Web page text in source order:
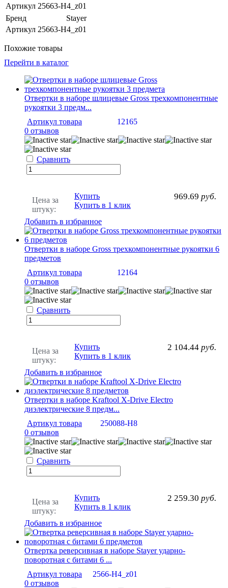
Артикул 25663-H4_z01
Бренд
Stayer
Артикул 25663-H4_z01
Похожие товары
Перейти в каталог
Отвертки в наборе шлицевые Gross трехкомпонентные
рукоятки 3 предм...
Артикул товара
12165
0 отзывов
Сравнить
Цена за
штуку:
969.69 руб.
Купить
Купить в 1 клик
Добавить в избранное
Отвертки в наборе Gross трехкомпонентные рукоятки 6
предметов
Артикул товара
12164
0 отзывов
Сравнить
Цена за
штуку:
2 104.44 руб.
Купить
Купить в 1 клик
Добавить в избранное
Отвертки в наборе Kraftool Х-Drive Electro
диэлектрические 8 предм...
Артикул товара
250088-H8
0 отзывов
Сравнить
Цена за
штуку:
2 259.30 руб.
Купить
Купить в 1 клик
Добавить в избранное
Отвертка реверсивная в наборе Stayer ударно-
поворотная с битами 6 ...
Артикул товара
2566-H4_z01
0 отзывов